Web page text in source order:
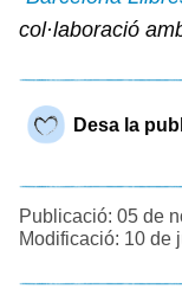
col·laboració
Desa la
Publicació: 05 de
Modificació: 10 de